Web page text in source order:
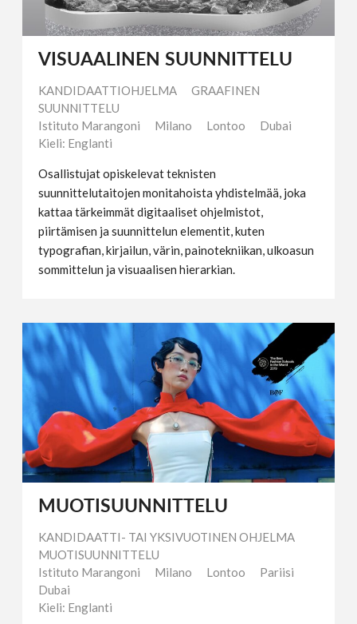
VISUAALINEN SUUNNITTELU
KANDIDAATTIOHJELMA
GRAAFINEN
SUUNNITTELU
Istituto Marangoni
Milano Lontoo
Dubai
Kieli: Englanti
Osallistujat opiskelevat teknisten
suunnittelutaitojen monitahoista yhdistelmää, joka
kattaa tärkeimmät digitaaliset ohjelmistot,
piirtämisen ja suunnittelun elementit, kuten
typografian, kirjailun, värin, painotekniikan, ulkoasun
sommittelun ja visuaalisen hierarkian.
MUOTISUUNNITTELU
KANDIDAATTI- TAI YKSIVUOTINEN OHJELMA
MUOTISUUNNITTELU
Istituto Marangoni
Milano Lontoo
Pariisi
Dubai
Kieli: Englanti